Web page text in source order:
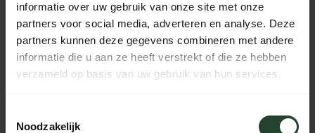
informatie over uw gebruik van onze site met onze
partners voor social media, adverteren en analyse. Deze
partners kunnen deze gegevens combineren met andere
informatie die u aan ze heeft verstrekt of die ze hebben
verzameld op basis van uw gebruik van hun services.
Noodzakelijk
PRODUCTOMSCHRIJVING